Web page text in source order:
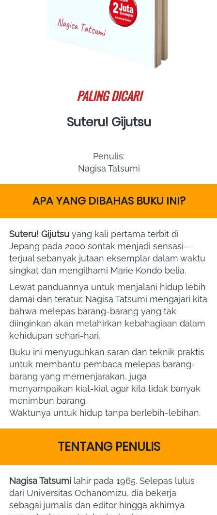
PALING DICARI
Suteru! Gijutsu
Penulis:
Nagisa Tatsumi
APA YANG DIBAHAS BUKU INI?
Suteru! Gijutsu yang kali pertama terbit di
Jepang pada 2000 sontak menjadi sensasi—
terjual sebanyak jutaan eksemplar dalam waktu
singkat dan mengilhami Marie Kondo belia.
Lewat panduannya untuk menjalani hidup lebih
damai dan teratur, Nagisa Tatsumi mengajari kita
bahwa melepas barang-barang yang tak
diinginkan akan melahirkan kebahagiaan dalam
kehidupan sehari-hari.
Buku ini menyuguhkan saran dan teknik praktis
untuk membantu pembaca melepas barang-
barang yang memenjarakan, juga
menyampaikan kiat-kiat agar kita tidak banyak
menimbun barang.
Waktunya untuk hidup tanpa berlebih-lebihan.
TENTANG PENULIS
Nagisa Tatsumi lahir pada 1965. Selepas lulus
dari Universitas Ochanomizu, dia bekerja
sebagai jurnalis dan editor hingga akhirnya